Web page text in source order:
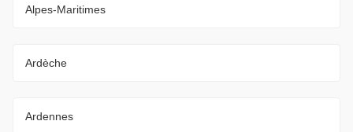
Alpes-Maritimes
Ardèche
Ardennes